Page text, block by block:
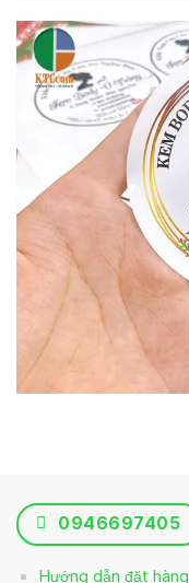
0946697405
Hướng dẫn đặt hàng